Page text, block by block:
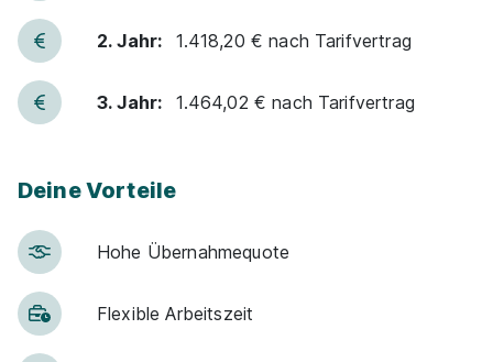
2. Jahr: 1.418,20 € nach Tarifvertrag
3. Jahr: 1.464,02 € nach Tarifvertrag
Deine Vorteile
Hohe Über­nah­me­quote
Flexible Arbeitszeit